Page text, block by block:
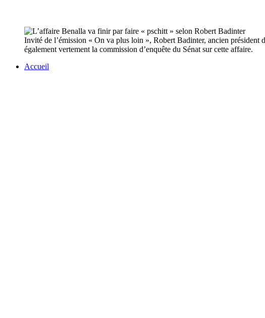
Invité de l’émission « On va plus loin », Robert Badinter, ancien
également vertement la commission d’enquête du Sénat sur cette affaire.
Accueil